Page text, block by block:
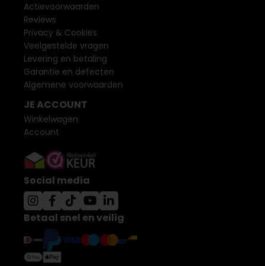
Actievoorwaarden
Reviews
Privacy & Cookies
Veelgestelde vragen
Levering en betaling
Garantie en defecten
Algemene voorwaarden
JE ACCOUNT
Winkelwagen
Account
Social media
Betaal snel en veilig